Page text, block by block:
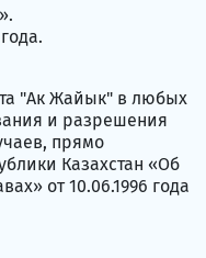
"Ак Жайык" в любых
и разрешения
прямо
Казахстан «Об
от 10.06.1996 года